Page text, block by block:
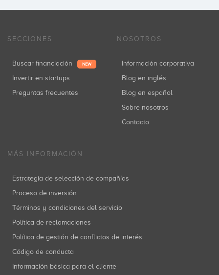
SECCIONES
Buscar financiación NEW
Invertir en startups
Preguntas frecuentes
NOSOTROS
Información corporativa
Blog en inglés
Blog en español
Sobre nosotros
Contacto
MÁS INFORMACIÓN
Estrategia de selección de compañías
Proceso de inversión
Términos y condiciones del servicio
Política de reclamaciones
Política de gestión de conflictos de interés
Código de conducta
Información básica para el cliente